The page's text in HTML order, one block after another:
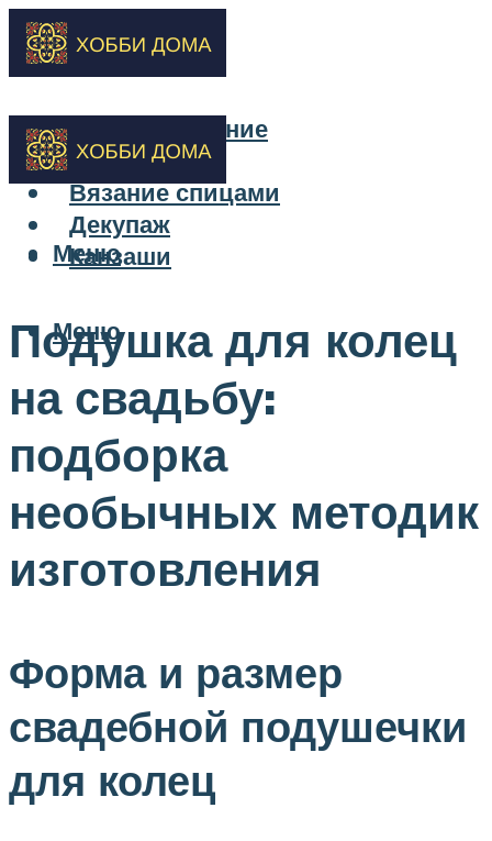
Бисероплетение
Вышивка
Вязание спицами
Декупаж
Канзаши
Меню
Меню
Подушка для колец
на свадьбу:
подборка
необычных методик
изготовления
Форма и размер
свадебной подушечки
для колец